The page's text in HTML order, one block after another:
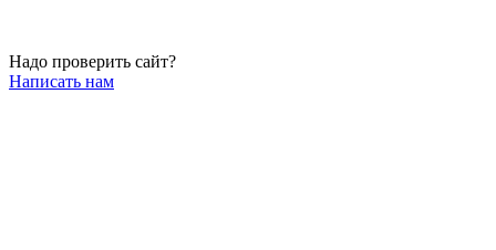
Надо проверить сайт?
Написать нам